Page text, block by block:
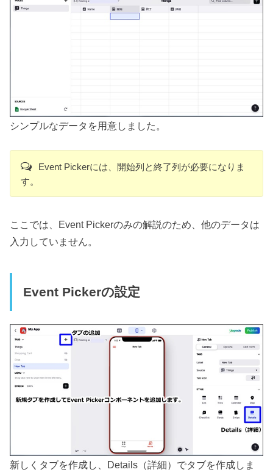
シンプルなデータを用意しました。
Event Pickerには、開始列と終了列が必要になりま
す。
ここでは、Event Pickerのみの解説のため、他のデータは
入力していません。
Event Pickerの設定
新しくタブを作成し、Details（詳細）でタブを作成しま